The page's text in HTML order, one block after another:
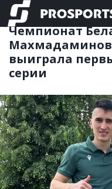
ФУТЗАЛ
Чемпионат
выиграла
серии